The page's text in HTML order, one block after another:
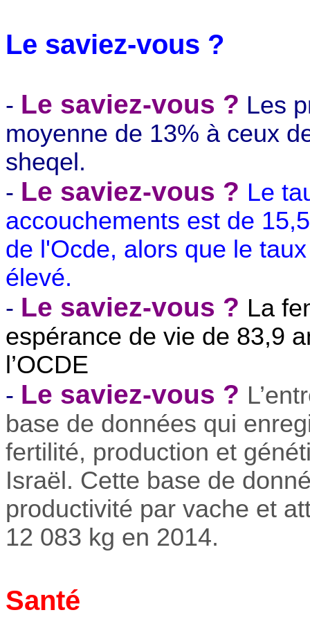
Le saviez-vous ?
- Le saviez-vous ? Les
moyenne de 13% à ceux
sheqel.
- Le saviez-vous ? Le
accouchements est de
de l'Ocde, alors que le
élevé.
- Le saviez-vous ? La
espérance de vie de 83,9
l’OCDE
- Le saviez-vous ?
base de données qui
fertilité, production et
Israël. Cette base de
productivité par vache et
12 083 kg en 2014.
Santé